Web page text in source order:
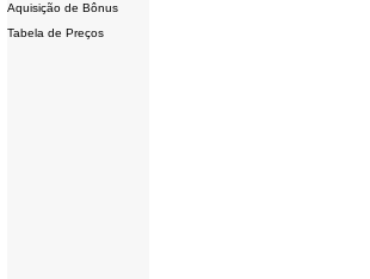
Aquisição de Bônus
Tabela de Preços